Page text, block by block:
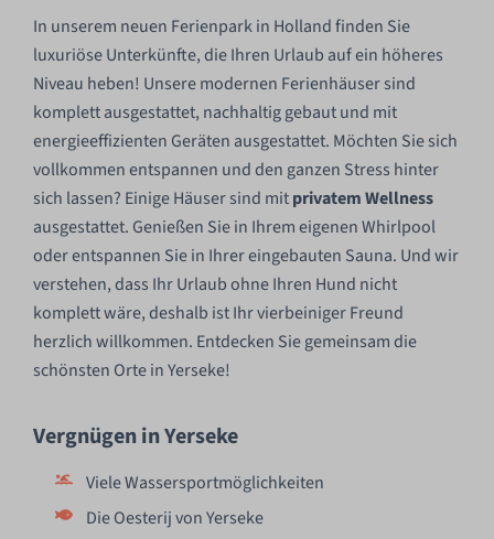
In unserem neuen Ferienpark in Holland finden Sie
luxuriöse Unterkünfte, die Ihren Urlaub auf ein höheres
Niveau heben! Unsere modernen Ferienhäuser sind
komplett ausgestattet, nachhaltig gebaut und mit
energieeffizienten Geräten ausgestattet. Möchten Sie sich
vollkommen entspannen und den ganzen Stress hinter
sich lassen? Einige Häuser sind mitprivatem Wellness
ausgestattet. Genießen Sie in Ihrem eigenen Whirlpool
oder entspannen Sie in Ihrer eingebauten Sauna. Und wir
verstehen, dass Ihr Urlaub ohne Ihren Hund nicht
komplett wäre, deshalb ist Ihr vierbeiniger Freund
herzlich willkommen. Entdecken Sie gemeinsam die
schönsten Orte in Yerseke!
Vergnügen in Yerseke
Viele Wassersportmöglichkeiten
Die Oesterij von Yerseke